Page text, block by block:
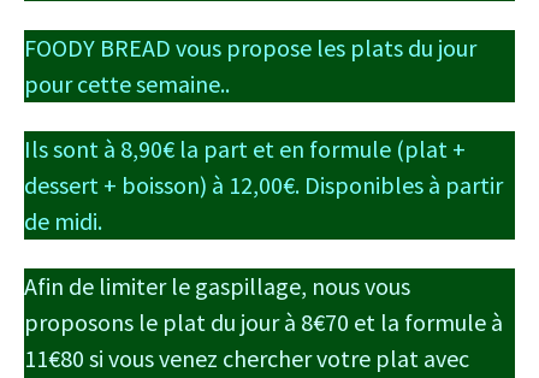
FOODY BREAD vous propose les plats du jour
pour cette semaine..
Ils sont à 8,90€ la part et en formule (plat +
dessert + boisson) à 12,00€. Disponibles à partir
de midi.
Afin de limiter le gaspillage, nous vous
proposons le plat du jour à 8€70 et la formule à
11€80 si vous venez chercher votre plat avec